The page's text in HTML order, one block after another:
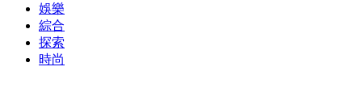
娛樂
綜合
探索
時尚